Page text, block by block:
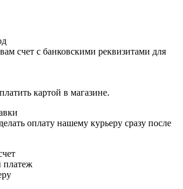
счет с банковскими реквизитами для
картой в магазине.
оплату нашему курьеру сразу после